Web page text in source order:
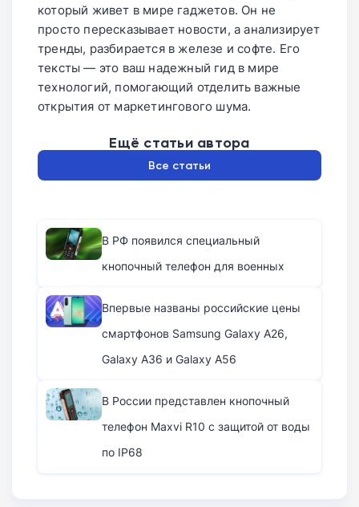
который живет в мире гаджетов. Он не
просто пересказывает новости, а анализирует
тренды, разбирается в железе и софте. Его
тексты — это ваш надежный гид в мире
технологий, помогающий отделить важные
открытия от маркетингового шума.
Ещё статьи автора
Все статьи
В РФ появился специальный
кнопочный телефон для военных
Впервые названы российские цены
смартфонов Samsung Galaxy A26,
Galaxy A36 и Galaxy A56
В России представлен кнопочный
телефон Maxvi R10 с защитой от воды
по IP68